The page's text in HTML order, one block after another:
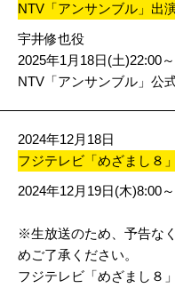
NTV「アンサンブル」出
宇井修也役
2025年1月18日(土)22:00
NTV「アンサンブル」公
2024年12月18日
フジテレビ「めざまし８
2024年12月19日(木)8:00
※生放送のため、予告な
めご了承ください。
フジテレビ「めざまし８